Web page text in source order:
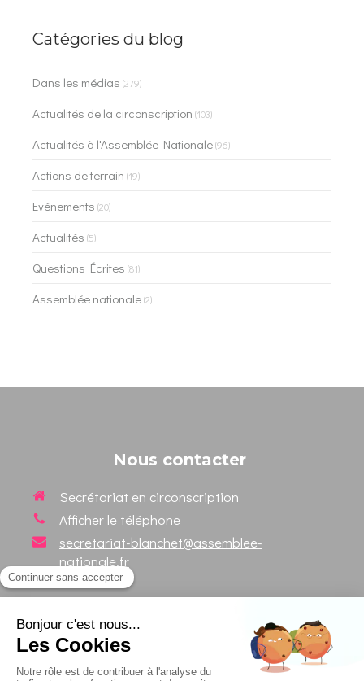
Catégories du blog
Dans les médias (279)
Actualités de la circonscription (103)
Actualités à l'Assemblée Nationale(96)
Actions de terrain (19)
Evénements (20)
Actualités (5)
Questions Écrites (81)
Assemblée nationale(2)
Nous contacter
Secrétariat en circonscription
Afficher le téléphone
secretariat-blanchet@assemblee-
nationale.fr
Suivez votre Député sur les
réseaux sociaux